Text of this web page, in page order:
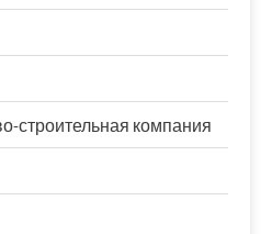
строительная компания